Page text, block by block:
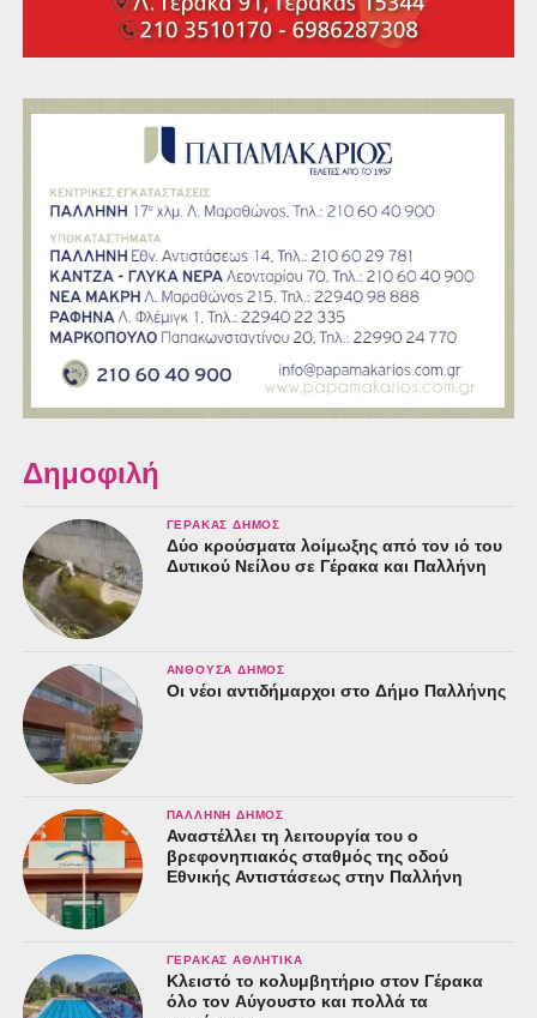
Δημοφιλή
ΓΈΡΑΚΑΣ ΔΉΜΟΣ
Δύο κρούσματα λοίμωξης από τον ιό του
Δυτικού Νείλου σε Γέρακα και Παλλήνη
ΑΝΘΟΎΣΑ ΔΉΜΟΣ
Οι νέοι αντιδήμαρχοι στο Δήμο Παλλήνης
ΠΑΛΛΉΝΗ ΔΉΜΟΣ
Αναστέλλει τη λειτουργία του ο
βρεφονηπιακός σταθμός της οδού
Εθνικής Αντιστάσεως στην Παλλήνη
ΓΈΡΑΚΑΣ ΑΘΛΗΤΙΚΆ
Κλειστό το κολυμβητήριο στον Γέρακα
όλο τον Αύγουστο και πολλά τα